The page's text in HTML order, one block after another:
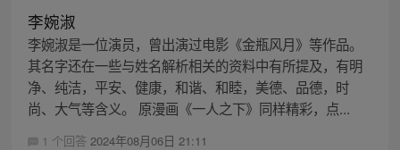
李婉淑
李婉淑是一位演员，曾出演过电影《金瓶风月》等作品。
其名字还在一些与姓名解析相关的资料中有所提及，有明
净、纯洁，平安、健康，和谐、和睦，美德、品德，时
尚、大气等含义。 原漫画《一人之下》同样精彩，点...
1 个回答 2024年08月06日 21:11